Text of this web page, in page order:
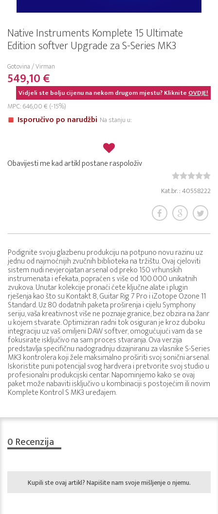
Native Instruments Komplete 15 Ultimate
Edition softver Upgrade za S-Series MK3
Gotovina / Virman
549,10 €
Vidjeli ste bolju cijenu na nekom drugom mjestu? KlikniteOVDJE!
MPC: 646,00 € (-15%)
Isporučivo po narudžbi Na stanju u:
Obavijesti me kad artikl postane raspoloživ
Kat.br. : 40558222
Podignite svoju glazbenu produkciju na potpuno novu razinu uz
jednu od najmoćnijih zvučnih biblioteka na tržištu. Ovaj cjeloviti
sistem nudi nevjerojatan arsenal od preko 150 vrhunskih
instrumenata i efekata, popraćen s više od 100.000 unikatnih
zvukova. Unutar kolekcije pronaći ćete ključne alate i plugin
rješenja kao što su Kontakt 8, Guitar Rig 7 Pro i iZotope Ozone 11
Standard. Uz 80 dodatnih paketa proširenja i cijelu Symphony
seriju, vaša kreativnost više ne poznaje granice, bez obzira na žanr
u kojem stvarate. Optimiziran radni tok osiguran je kroz duboku
integraciju uz vaš omiljeni DAW softver, omogućujući vam da se
fokusirate isključivo na sam proces stvaranja. Ova verzija
predstavlja specifičnu nadogradnju dizajniranu za vlasnike S-Series
MK3 kontrolera koji žele maksimalno proširiti svoj sonični arsenal.
Iskoristite puni potencijal svog hardvera i pretvorite svoj studio u
profesionalni produkcijski centar. Napominjemo kako se ovaj
paket može nabaviti isključivo u kombinaciji s postojećim ili novim
Komplete Kontrol S MK3 uređajem.
0 Recenzija
Kupili ste ovaj artikl? Napišite nam svoje mišljenje o njemu.